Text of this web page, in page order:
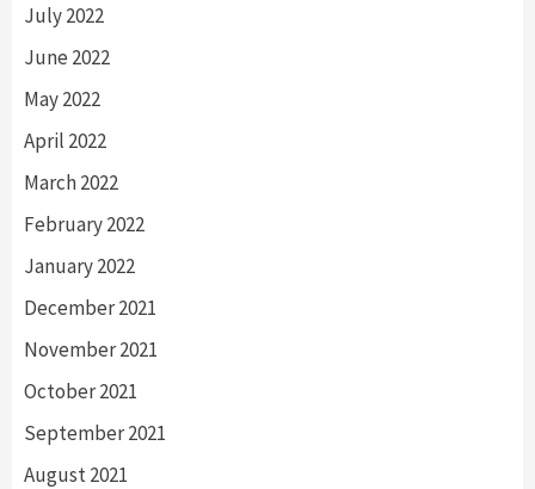
July 2022
June 2022
May 2022
April 2022
March 2022
February 2022
January 2022
December 2021
November 2021
October 2021
September 2021
August 2021